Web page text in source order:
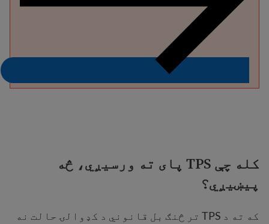
کله چې TPS پای ته ورسیږي، څه
پیښیږي؟
که ته د TPS تر څنګ بل قانوني د کډوالۍ حالت نه